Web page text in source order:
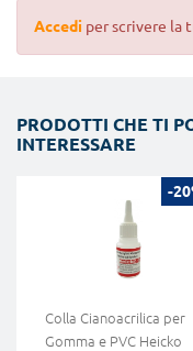
Accedi per scrivere la
PRODOTTI CHE TI
INTERESSARE
-
Colla Cianoacrilica per
Gomma e PVC Heicko